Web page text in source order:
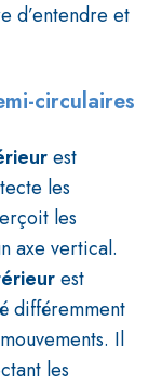
d’entendre et
circulaires
est
les
les
axe vertical.
est
différemment
Il
les